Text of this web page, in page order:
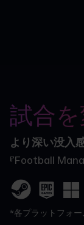
試合
より深い没入
『Football
*各プラットフォー